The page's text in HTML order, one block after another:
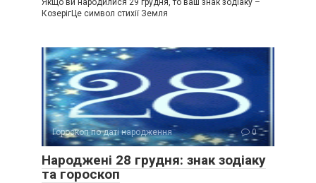
КозерігЦе символ стихії Земля
Гороскоп по даті народження 0
Народжені 28 грудня: знак зодіаку
та гороскоп